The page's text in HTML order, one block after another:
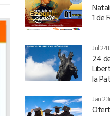
1 de
Jul
24
la
Jan